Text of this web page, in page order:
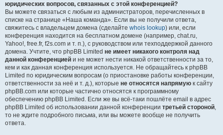
юридических вопросов, связанных с этой конференцией?
Вы можете связаться с любым из администраторов, перечисленных в
списке на странице «Наша команда». Если вы не получили ответа,
свяжитесь с владельцем домена (сделайте whois lookup) или, если
конференция находится на бесплатном домене (например, chat.ru,
Yahoo!, free.fr, f2s.com и т. п.), с руководством или техподдержкой данного
домена. Учтите, что phpBB Limited не имеет никакого контроля над
данной конференцией и не может нести никакой ответственности за то,
кем и как данная конференция используется. Не обращайтесь к phpBB
Limited по юридическим вопросам (о приостановке работы конференции,
ответственности за неё и т. д.), которые не относятся напрямую к сайту
phpBB.com или которые частично относятся к программному
обеспечению phpBB Limited. Если же вы всё-таки пошлёте email в адрес
phpBB Limited об использовании данной конференции третьей стороной,
то не ждите подробного письма, или вы можете вообще не получить
ответа.